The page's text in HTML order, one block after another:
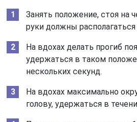
Занять положение, стоя на
руки должны располагаться
На вдохах делать прогиб
удержаться в таком
нескольких секунд.
На вдохах максимально
голову, удержаться в